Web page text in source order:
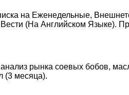
на Еженедельные,
(На Английском Языке).
рынка соевых бобов,
(3 месяца).